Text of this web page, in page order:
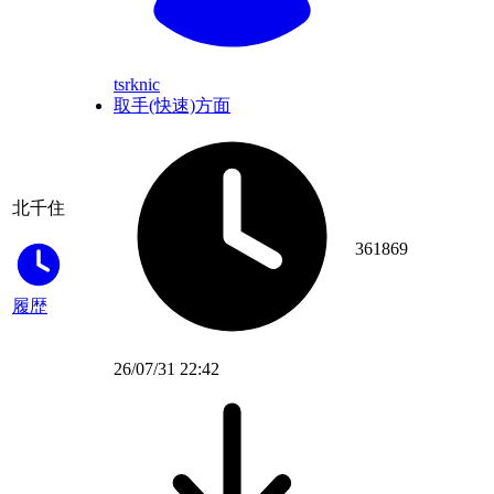
北千住
履歴
tsrknic
取手(快速)方面
26/07/31 22:42
361869